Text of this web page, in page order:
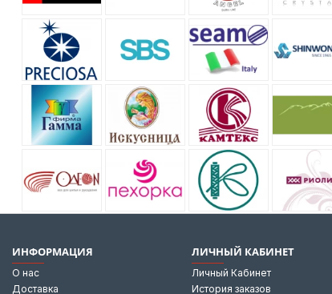
ИНФОРМАЦИЯ
О нас
Доставка
ЛИЧНЫЙ КАБИНЕТ
Личный Кабинет
История заказов